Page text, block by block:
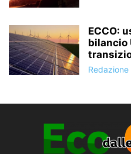
ECCO:
bilancio
Redazione